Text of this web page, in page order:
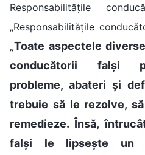
Responsabilitățile
„Responsabilitățile
„Toate aspectele
conducătorii falși
probleme, abateri și
trebuie să le rezolve,
remedieze. Însă,
falși le lipsește un